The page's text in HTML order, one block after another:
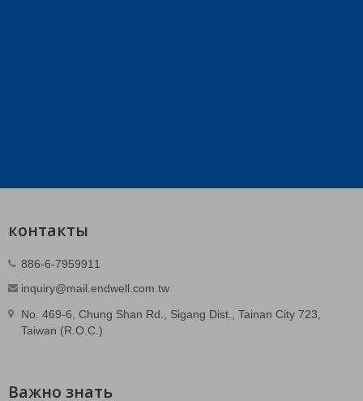
контакты
886-6-7959911
inquiry@mail.endwell.com.tw
No. 469-6, Chung Shan Rd., Sigang Dist., Tainan City 723,
Taiwan (R.O.C.)
Важно знать